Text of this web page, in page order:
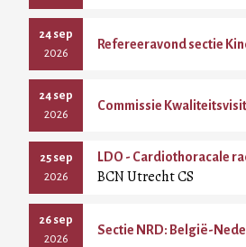
24 sep
2026
Refereeravond sectie
24 sep
2026
Commissie
25 sep
2026
LDO - Cardiothoracale
BCN Utrecht CS
26 sep
2026
Sectie NRD: België-